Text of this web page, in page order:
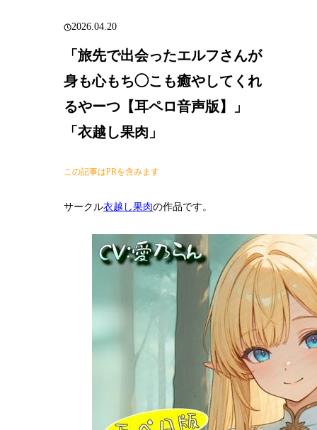
2026.04.20
「旅先で出会ったエルフさんが
身も心もち◯こも癒やしてくれ
るやーつ【耳ペロ音声版】」
「衣越し果肉」
この記事はPRを含みます
サークル衣越し果肉の作品です。